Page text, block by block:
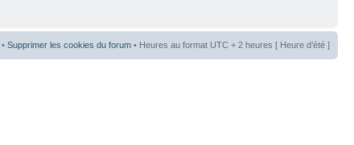
• Supprimer les cookies du forum • Heures au format UTC + 2 heures [ Heure d’été ]